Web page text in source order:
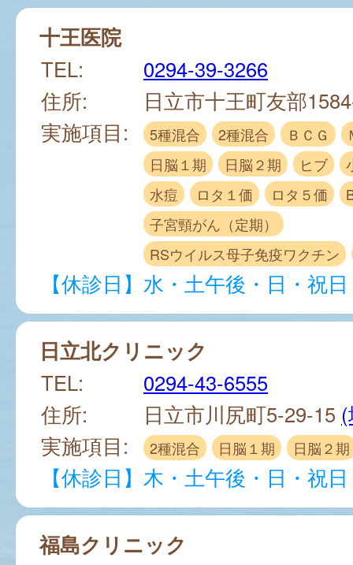
十王医院
TEL:
0294-39-3266
住所:
日立市十王町友部
実施項目:
5種混合 2種混合 ＢＣＧ
日脳１期
日脳２期 ヒブ
水痘
ロタ１価 ロタ５価
子宮頸がん（定期）
RSウイルス母子免疫ワクチン
【休診日】水・土午後・日・祝日
日立北クリニック
TEL:
0294-43-6555
住所:
日立市川尻町5-29-15
実施項目:
2種混合 日脳１期 日脳２期
【休診日】木・土午後・日・祝日
福島クリニック